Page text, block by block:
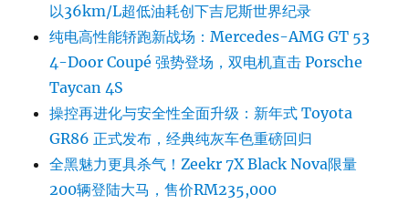
以36km/L超低油耗创下吉尼斯世界纪录
纯电高性能轿跑新战场：Mercedes-AMG GT 53
4-Door Coupé 强势登场，双电机直击 Porsche
Taycan 4S
操控再进化与安全性全面升级：新年式 Toyota
GR86 正式发布，经典纯灰车色重磅回归
全黑魅力更具杀气！Zeekr 7X Black Nova限量
200辆登陆大马，售价RM235,000